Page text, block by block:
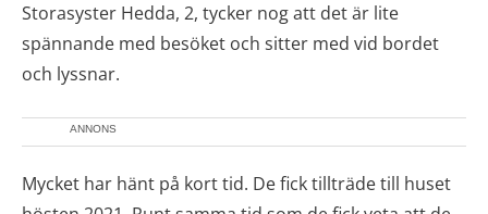
Storasyster Hedda, 2, tycker nog att det är lite
spännande med besöket och sitter med vid bordet
och lyssnar.
ANNONS
Mycket har hänt på kort tid. De fick tillträde till huset